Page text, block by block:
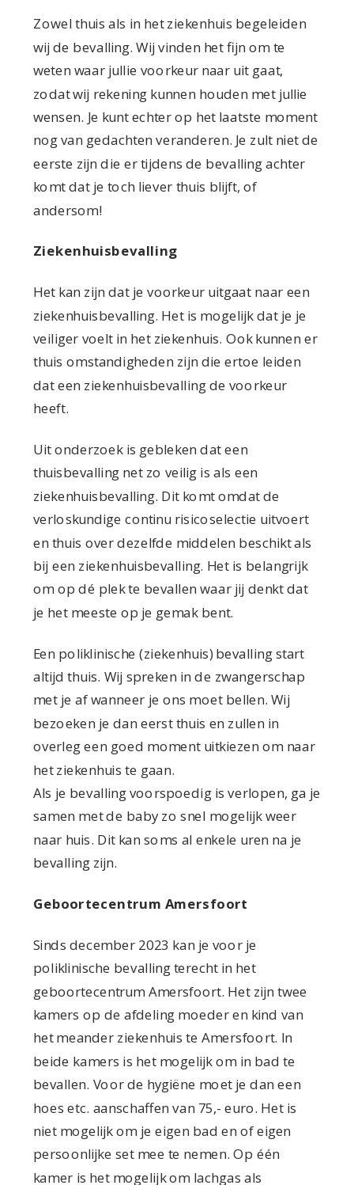
Zowel thuis als in het ziekenhuis begeleiden
wij de bevalling. Wij vinden het fijn om te
weten waar jullie voorkeur naar uit gaat,
zodat wij rekening kunnen houden met jullie
wensen. Je kunt echter op het laatste moment
nog van gedachten veranderen. Je zult niet de
eerste zijn die er tijdens de bevalling achter
komt dat je toch liever thuis blijft, of
andersom!
Ziekenhuisbevalling
Het kan zijn dat je voorkeur uitgaat naar een
ziekenhuisbevalling. Het is mogelijk dat je je
veiliger voelt in het ziekenhuis. Ook kunnen er
thuis omstandigheden zijn die ertoe leiden
dat een ziekenhuisbevalling de voorkeur
heeft.
Uit onderzoek is gebleken dat een
thuisbevalling net zo veilig is als een
ziekenhuisbevalling. Dit komt omdat de
verloskundige continu risicoselectie uitvoert
en thuis over dezelfde middelen beschikt als
bij een ziekenhuisbevalling. Het is belangrijk
om op dé plek te bevallen waar jij denkt dat
je het meeste op je gemak bent.
Een poliklinische (ziekenhuis) bevalling start
altijd thuis. Wij spreken in de zwangerschap
met je af wanneer je ons moet bellen. Wij
bezoeken je dan eerst thuis en zullen in
overleg een goed moment uitkiezen om naar
het ziekenhuis te gaan.
Als je bevalling voorspoedig is verlopen, ga je
samen met de baby zo snel mogelijk weer
naar huis. Dit kan soms al enkele uren na je
bevalling zijn.
Geboortecentrum Amersfoort
Sinds december 2023 kan je voor je
poliklinische bevalling terecht in het
geboortecentrum Amersfoort. Het zijn twee
kamers op de afdeling moeder en kind van
het meander ziekenhuis te Amersfoort. In
beide kamers is het mogelijk om in bad te
bevallen. Voor de hygiëne moet je dan een
hoes etc. aanschaffen van 75,- euro. Het is
niet mogelijk om je eigen bad en of eigen
persoonlijke set mee te nemen. Op één
kamer is het mogelijk om lachgas als